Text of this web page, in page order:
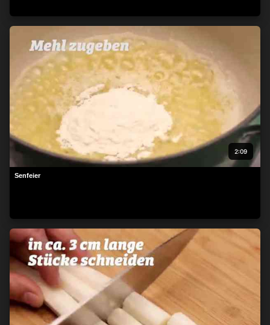
personenbezogenen Daten ohne Ihre Einwilligung stattfinden
kann, obwohl Sie das Recht haben, einer solchen Verarbeitung
zu widersprechen. Ihre Einstellungen gelten lediglich für diese
Website. Sie können Ihre Einstellungen jederzeit ändern oder
Ihre Einwilligung widerrufen, indem Sie zu dieser Website
zurückkehren und unten auf der Webseite auf die Schaltfläche
"Datenschutz" klicken.
2:09
Senfeier